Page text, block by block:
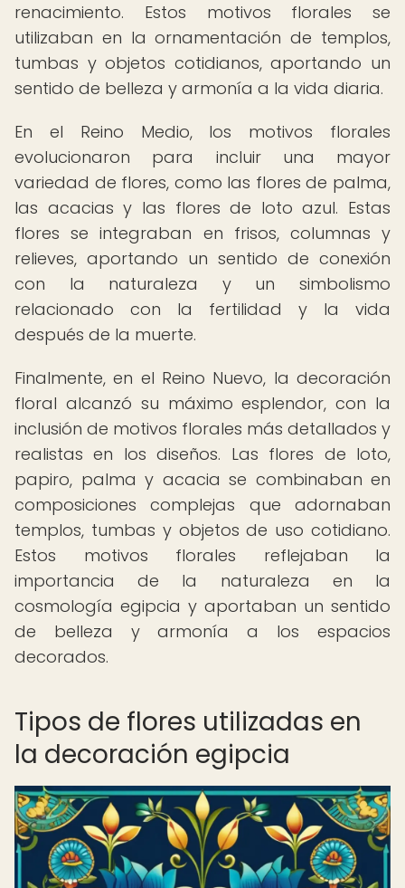
renacimiento. Estos motivos florales se
utilizaban en la ornamentación de templos,
tumbas y objetos cotidianos, aportando un
sentido de belleza y armonía a la vida diaria.
En el Reino Medio, los motivos florales
evolucionaron para incluir una mayor
variedad de flores, como las flores de palma,
las acacias y las flores de loto azul. Estas
flores se integraban en frisos, columnas y
relieves, aportando un sentido de conexión
con la naturaleza y un simbolismo
relacionado con la fertilidad y la vida
después de la muerte.
Finalmente, en el Reino Nuevo, la decoración
floral alcanzó su máximo esplendor, con la
inclusión de motivos florales más detallados y
realistas en los diseños. Las flores de loto,
papiro, palma y acacia se combinaban en
composiciones complejas que adornaban
templos, tumbas y objetos de uso cotidiano.
Estos motivos florales reflejaban la
importancia de la naturaleza en la
cosmología egipcia y aportaban un sentido
de belleza y armonía a los espacios
decorados.
Tipos de flores utilizadas en
la decoración egipcia